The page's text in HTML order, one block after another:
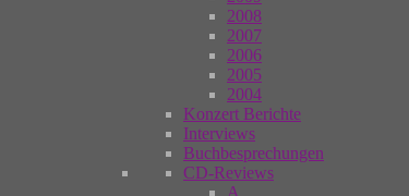
2008
2007
2006
2005
2004
Konzert Berichte
Interviews
Buchbesprechungen
CD-Reviews
A